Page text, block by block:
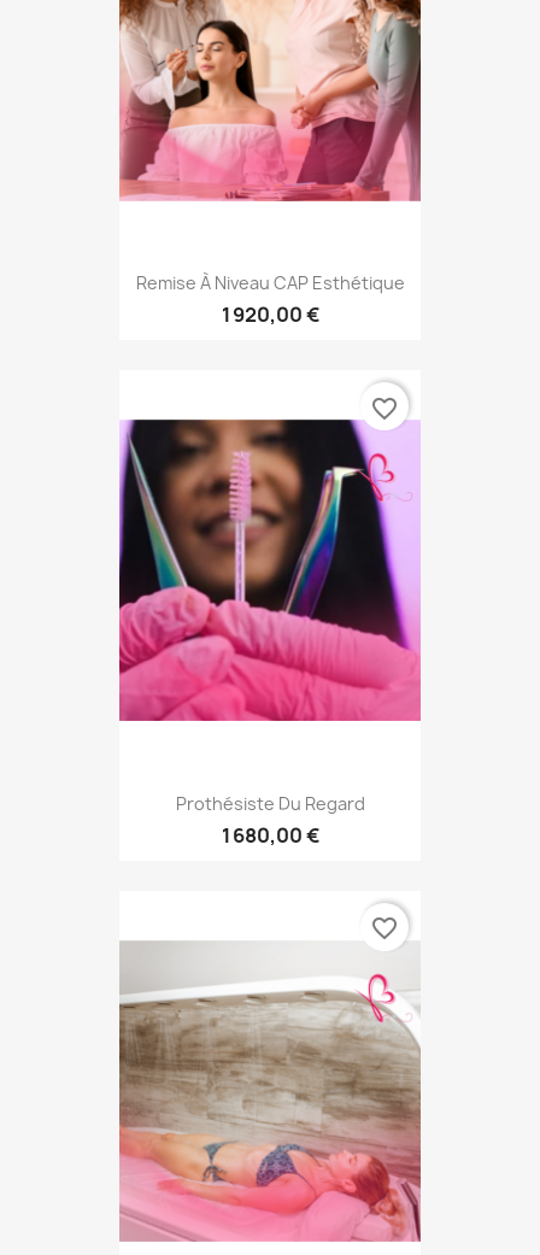
Remise À Niveau CAP Esthétique
1 920,00 €
Prothésiste Du Regard
1 680,00 €
favorite_border
favorite_border